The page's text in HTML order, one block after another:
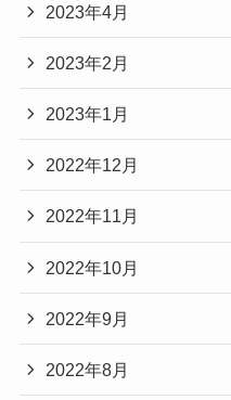
2023年4月
2023年2月
2023年1月
2022年12月
2022年11月
2022年10月
2022年9月
2022年8月